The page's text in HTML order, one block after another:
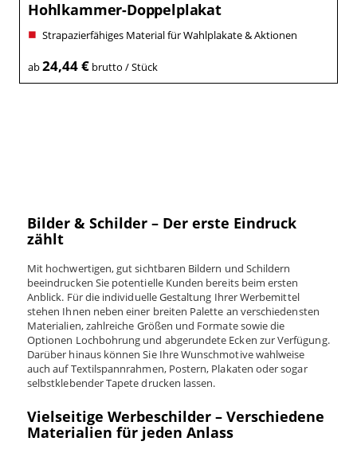
Hohlkammer-Doppelplakat
Strapazierfähiges Material für Wahlplakate & Aktionen
ab24,44 €brutto / Stück
Bilder & Schilder – Der erste Eindruck
zählt
Mit hochwertigen, gut sichtbaren Bildern und Schildern
beeindrucken Sie potentielle Kunden bereits beim ersten
Anblick. Für die individuelle Gestaltung Ihrer Werbemittel
stehen Ihnen neben einer breiten Palette an verschiedensten
Materialien, zahlreiche Größen und Formate sowie die
Optionen Lochbohrung und abgerundete Ecken zur Verfügung.
Darüber hinaus können Sie Ihre Wunschmotive wahlweise
auch auf Textilspannrahmen, Postern, Plakaten oder sogar
selbstklebender Tapete drucken lassen.
Vielseitige Werbeschilder – Verschiedene
Materialien für jeden Anlass